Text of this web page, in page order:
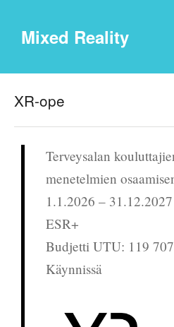
Mixed Reality
XR-ope
Terveysalan
menetelmien
1.1.2026 – 31.12.2027
ESR+
Budjetti UTU: 119
Käynnissä